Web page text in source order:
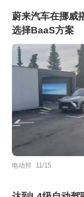
蔚来汽车在挪威
选择BaaS方案
电动邦 11/15